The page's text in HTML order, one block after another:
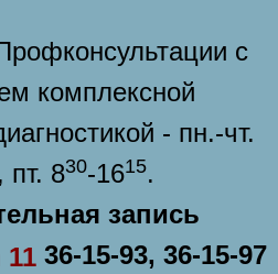
с
комплексной
- пн.-чт.
пт. 830-1615.
запись
36-15-93, 36-15-97